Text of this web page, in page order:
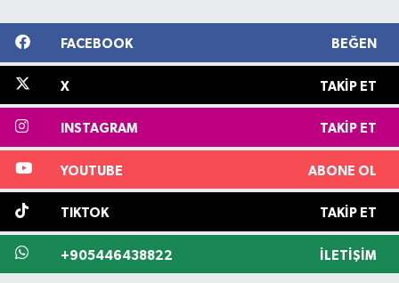
FACEBOOK BEĞEN
X TAKIP ET
INSTAGRAM TAKIP ET
YOUTUBE ABONE OL
TIKTOK TAKIP ET
+905446438822 İLETIŞIM